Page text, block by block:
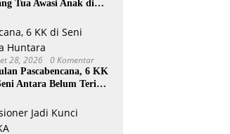
Tua Awasi Anak di
28, 2026 0 Komentar
Pascabencana, 6 KK
Antara Belum Terima